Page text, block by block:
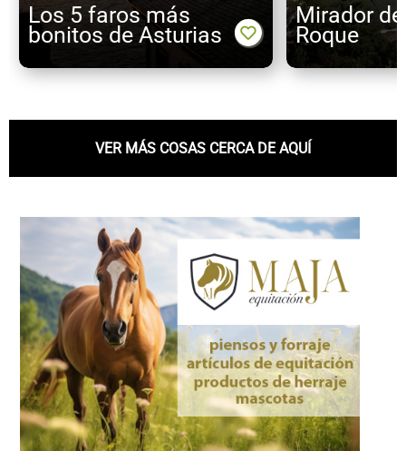
Los 5 faros más
bonitos de Asturias
Mirador
Roque
VER MÁS COSAS CERCA DE AQUÍ